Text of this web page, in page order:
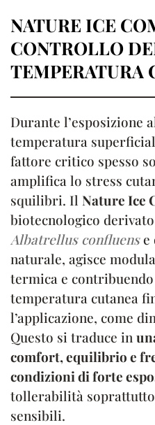
NATURE ICE
CONTROLLO
TEMPERATURA
Durante l’esposizione
temperatura
fattore critico spesso
amplifica lo stress
squilibri. Il Nature Ice
biotecnologico
Albatrellus confluense
naturale, agisce
termica e
temperatura cutanea
l’applicazione, come
Questo si traduce in
comfort, equilibrio e
condizioni di forte
tollerabilità
sensibili.